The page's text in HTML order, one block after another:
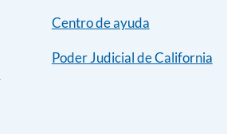
Centro de ayuda
Poder Judicial de California